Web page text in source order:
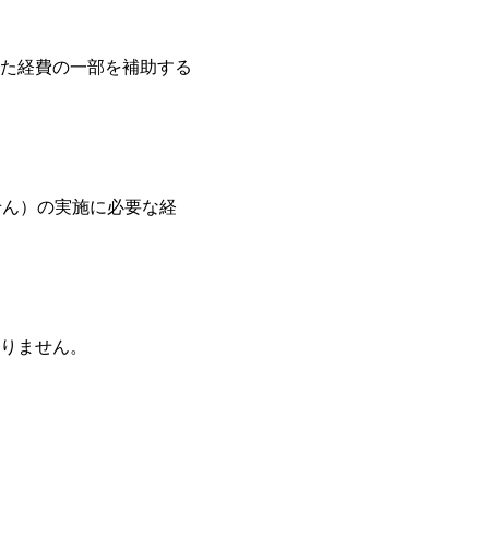
経費の一部を補助する
）の実施に必要な経
ません。